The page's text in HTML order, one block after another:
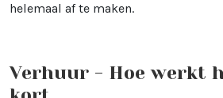
helemaal af te maken.
Verhuur - Hoe werkt